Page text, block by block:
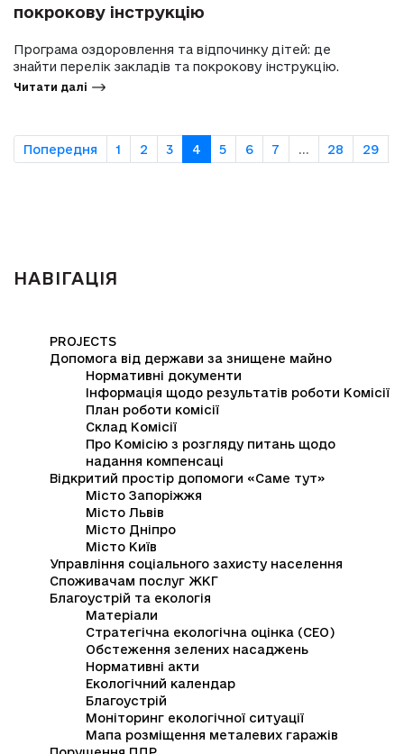
покрокову інструкцію
Програма оздоровлення та відпочинку дітей: де
знайти перелік закладів та покрокову інструкцію.
Читати далі
Попередня 1 2 3 4 5 6 7 ... 28 29
НАВІГАЦІЯ
PROJECTS
Допомога від держави за знищене майно
Нормативні документи
Інформація щодо результатів роботи Комісії
План роботи комісії
Склад Комісії
Про Комісію з розгляду питань щодо
надання компенсаці
Відкритий простір допомоги «Саме тут»
Місто Запоріжжя
Місто Львів
Місто Дніпро
Місто Київ
Управління соціального захисту населення
Споживачам послуг ЖКГ
Благоустрій та екологія
Матеріали
Стратегічна екологічна оцінка (СЕО)
Обстеження зелених насаджень
Нормативні акти
Екологічний календар
Благоустрій
Моніторинг екологічної ситуації
Мапа розміщення металевих гаражів